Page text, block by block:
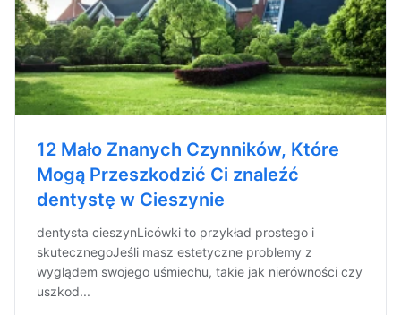
12 Mało Znanych Czynników, Które
Mogą Przeszkodzić Ci znaleźć
dentystę w Cieszynie
dentysta cieszynLicówki to przykład prostego i
skutecznegoJeśli masz estetyczne problemy z
wyglądem swojego uśmiechu, takie jak nierówności czy
uszkod...